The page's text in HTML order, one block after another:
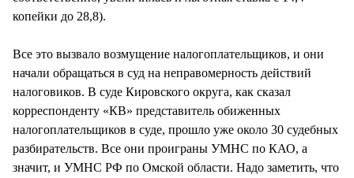
копейки до 28,8).
Все это вызвало возмущение налогоплательщиков, и они
начали обращаться в суд на неправомерность действий
налоговиков. В суде Кировского округа, как сказал
корреспонденту «КВ» представитель обиженных
налогоплательщиков в суде, прошло уже около 30 судебных
разбирательств. Все они проиграны УМНС по КАО, а
значит, и УМНС РФ по Омской области. Надо заметить, что